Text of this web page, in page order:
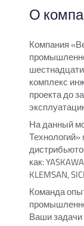
О
Компания
комплекс
проекта до
На данный
как:
KLEMSAN,
Команда
Ваши задачи